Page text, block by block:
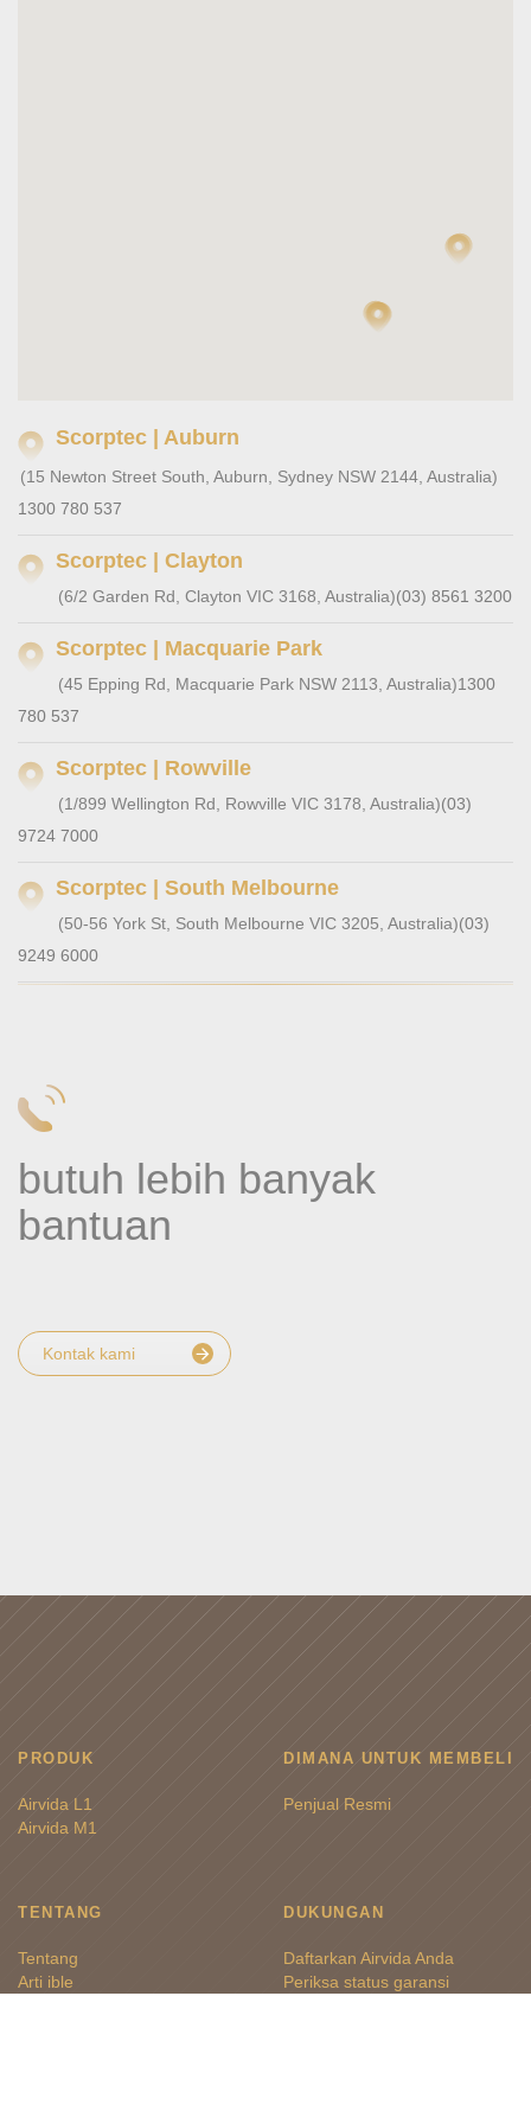
Scorptec | Auburn
(15 Newton Street South, Auburn, Sydney NSW 2144, Australia)
1300 780 537
Scorptec | Clayton
(6/2 Garden Rd, Clayton VIC 3168, Australia)(03) 8561 3200
Scorptec | Macquarie Park
(45 Epping Rd, Macquarie Park NSW 2113, Australia)1300
780 537
Scorptec | Rowville
(1/899 Wellington Rd, Rowville VIC 3178, Australia)(03)
9724 7000
Scorptec | South Melbourne
(50-56 York St, South Melbourne VIC 3205, Australia)(03)
9249 6000
butuh lebih banyak
bantuan
Kontak kami
PRODUK
Airvida L1
Airvida M1
DIMANA UNTUK MEMBELI
Penjual Resmi
TENTANG
Tentang
Arti ible
DUKUNGAN
Daftarkan Airvida Anda
Periksa status garansi